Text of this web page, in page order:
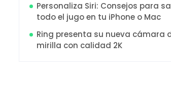
Personaliza Siri: Consejos para
todo el jugo en tu iPhone o Mac
Ring presenta su nueva cámara
mirilla con calidad 2K